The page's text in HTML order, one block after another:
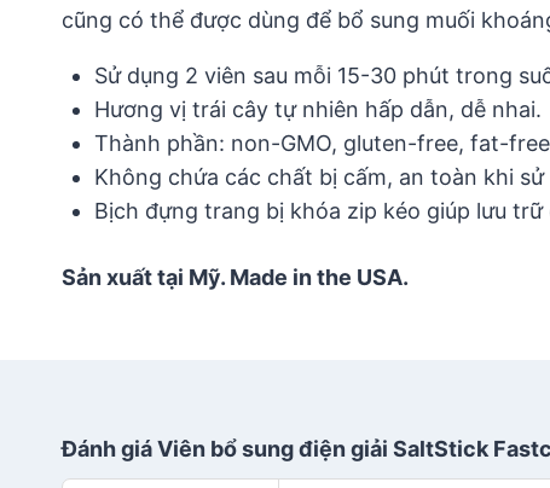
cũng có thể được dùng để bổ sung muối
Sử dụng 2 viên sau mỗi 15-30 phút trong
Hương vị trái cây tự nhiên hấp dẫn, dễ nhai.
Thành phần: non-GMO, gluten-free, fat-
Không chứa các chất bị cấm, an toàn khi
Bịch đựng trang bị khóa zip kéo giúp lưu trữ
Sản xuất tại Mỹ. Made in the USA.
Đánh giá Viên bổ sung điện giải SaltStick